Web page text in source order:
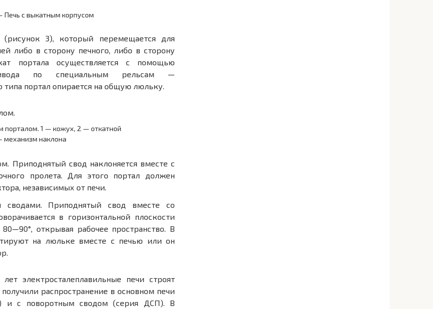
Печь с выкатным корпусом
3), который перемещается для
либо в сторону печного, либо в сторону
портала осуществляется с помощью
по специальным рельсам —
портал опирается на общую люльку.
порталом. 1 — кожух, 2 — откатной
механизм наклона
Приподнятый свод наклоняется вместе с
пролета. Для этого портал должен
независимых от печи.
сводами. Приподнятый свод вместе со
в горизонтальной пло­скости
открывая рабочее про­странство. В
на люльке вместе с печью или он
электросталеплавильные печи строят
распространение в основном печи
и с по­воротным сводом (серия ДСП). В